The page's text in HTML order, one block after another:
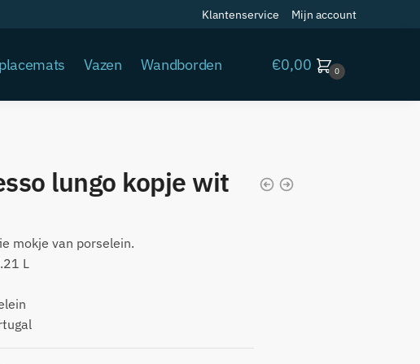
Klantenservice Mijn account
Vazen Wandborden €0,00 0
lungo kopje wit
mokje van porselein.
L